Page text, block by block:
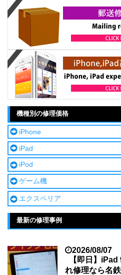
機種別の修理価格
iPhone
iPad
iPod
ゲーム機
エクスペリア
最新の修理事例
2026/08/07
【即日】
れ修理なら名